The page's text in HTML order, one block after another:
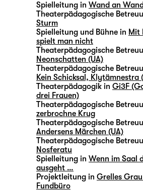
Spielleitung in Wand an Wand
Theaterpädagogische
Sturm
Spielleitung und Bühne in Mit
spielt man nicht
Theaterpädagogische
Neonschatten (UA)
Theaterpädagogische
Kein Schicksal, Klytämnestra
Theaterpädagogik in Gi3F
drei Frauen)
Theaterpädagogische
zerbrochne Krug
Theaterpädagogische
Andersens Märchen (UA)
Theaterpädagogische
Nosferatu
Spielleitung in Wenn im Saal
ausgeht …
Projektleitung in Grelles
Fundbüro